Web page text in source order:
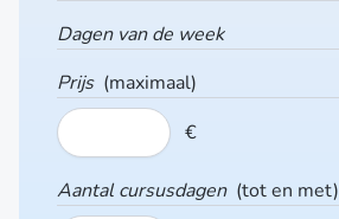
Dagen van de week
Prijs(maximaal)
€
Aantal cursusdagen(tot en met)